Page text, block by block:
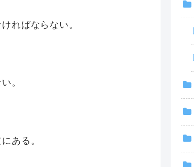
ればならない。
。
ある。